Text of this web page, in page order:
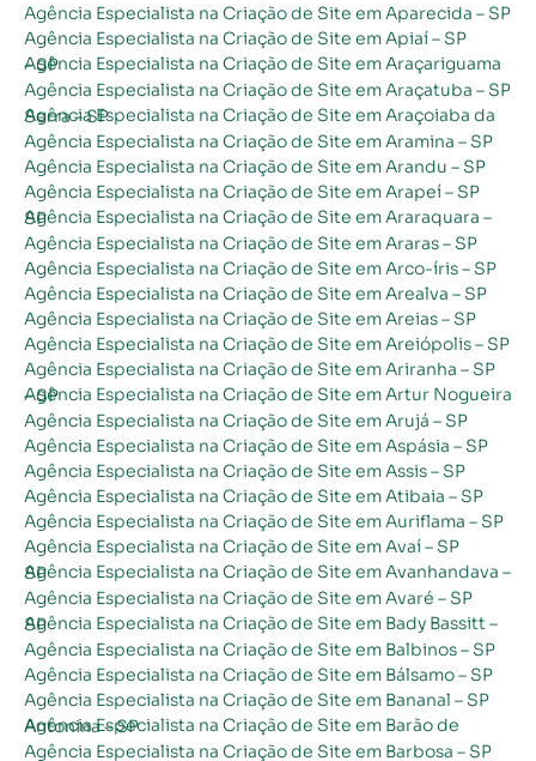
Agência Especialista na Criação de Site em Aparecida – SP
Agência Especialista na Criação de Site em Apiaí – SP
Agência Especialista na Criação de Site em Araçariguama – SP
Agência Especialista na Criação de Site em Araçatuba – SP
Agência Especialista na Criação de Site em Araçoiaba da Serra – SP
Agência Especialista na Criação de Site em Aramina – SP
Agência Especialista na Criação de Site em Arandu – SP
Agência Especialista na Criação de Site em Arapeí – SP
Agência Especialista na Criação de Site em Araraquara – SP
Agência Especialista na Criação de Site em Araras – SP
Agência Especialista na Criação de Site em Arco-íris – SP
Agência Especialista na Criação de Site em Arealva – SP
Agência Especialista na Criação de Site em Areias – SP
Agência Especialista na Criação de Site em Areiópolis – SP
Agência Especialista na Criação de Site em Ariranha – SP
Agência Especialista na Criação de Site em Artur Nogueira – SP
Agência Especialista na Criação de Site em Arujá – SP
Agência Especialista na Criação de Site em Aspásia – SP
Agência Especialista na Criação de Site em Assis – SP
Agência Especialista na Criação de Site em Atibaia – SP
Agência Especialista na Criação de Site em Auriflama – SP
Agência Especialista na Criação de Site em Avaí – SP
Agência Especialista na Criação de Site em Avanhandava – SP
Agência Especialista na Criação de Site em Avaré – SP
Agência Especialista na Criação de Site em Bady Bassitt – SP
Agência Especialista na Criação de Site em Balbinos – SP
Agência Especialista na Criação de Site em Bálsamo – SP
Agência Especialista na Criação de Site em Bananal – SP
Agência Especialista na Criação de Site em Barão de Antonina – SP
Agência Especialista na Criação de Site em Barbosa – SP